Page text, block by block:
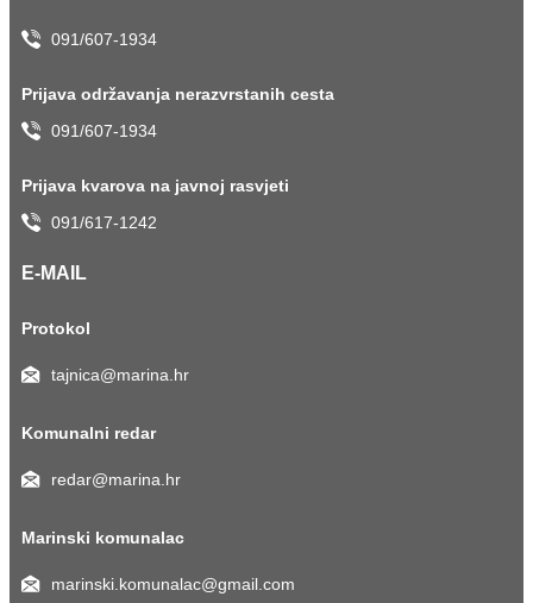
091/607-1934
Prijava održavanja nerazvrstanih cesta
091/607-1934
Prijava kvarova na javnoj rasvjeti
091/617-1242
E-MAIL
Protokol
tajnica@marina.hr
Komunalni redar
redar@marina.hr
Marinski komunalac
marinski.komunalac@gmail.com